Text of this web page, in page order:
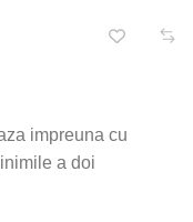
impreuna cu
a doi